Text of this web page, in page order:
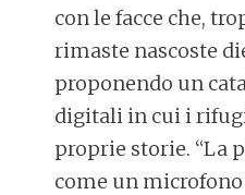
con le facce che,
rimaste nascoste
proponendo un
digitali in cui i
proprie storie. “La
come un